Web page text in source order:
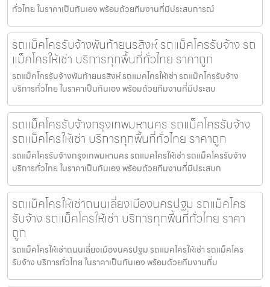
ทั่วไทย ในราคาเป็นกันเอง พร้อมด้วยทีมงานที่มีประสบการณ์
รถแม็คโครรับจ้างพันท้ายนรสิงห์ รถแม็คโครรับจ้าง รถ
แม็คโครให้เช่า บริการทุกพื้นที่ทั่วไทย ราคาถูก
รถแม็คโครรับจ้างพันท้ายนรสิงห์ รถแมคโครให้เช่า รถแม็คโครรับจ้าง
บริการทั่วไทย ในราคาเป็นกันเอง พร้อมด้วยทีมงานที่มีประสบ
รถแม็คโครรับจ้างกรุงเทพมหานคร รถแม็คโครรับจ้าง
รถแม็คโครให้เช่า บริการทุกพื้นที่ทั่วไทย ราคาถูก
รถแม็คโครรับจ้างกรุงเทพมหานคร รถแมคโครให้เช่า รถแม็คโครรับจ้าง
บริการทั่วไทย ในราคาเป็นกันเอง พร้อมด้วยทีมงานที่มีประสบก
รถแม็คโครให้เช่าถนนเลี่ยงเมืองนครปฐม รถแม็คโคร
รับจ้าง รถแม็คโครให้เช่า บริการทุกพื้นที่ทั่วไทย ราคา
ถูก
รถแม็คโครให้เช่าถนนเลี่ยงเมืองนครปฐม รถแมคโครให้เช่า รถแม็คโคร
รับจ้าง บริการทั่วไทย ในราคาเป็นกันเอง พร้อมด้วยทีมงานที่ม